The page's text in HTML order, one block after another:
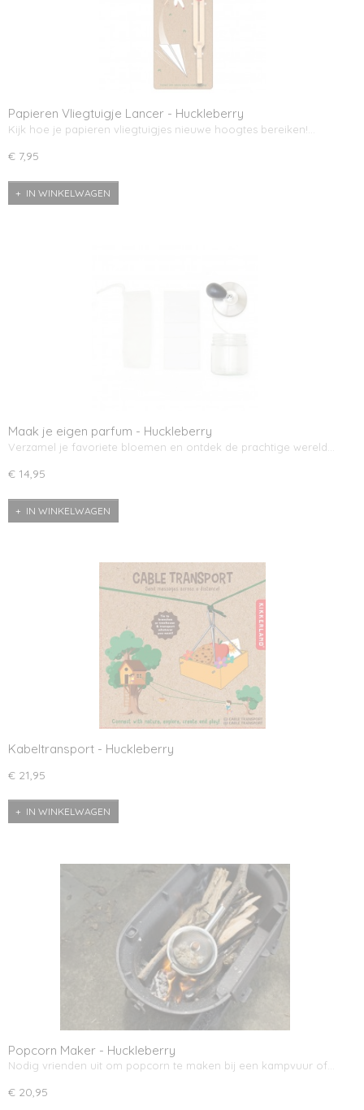
Papieren Vliegtuigje Lancer - Huckleberry
Kijk hoe je papieren vliegtuigjes nieuwe hoogtes bereiken!…
€ 7,95
IN WINKELWAGEN
Maak je eigen parfum - Huckleberry
Verzamel je favoriete bloemen en ontdek de prachtige wereld…
€ 14,95
IN WINKELWAGEN
Kabeltransport - Huckleberry
€ 21,95
IN WINKELWAGEN
Popcorn Maker - Huckleberry
Nodig vrienden uit om popcorn te maken bij een kampvuur of…
€ 20,95